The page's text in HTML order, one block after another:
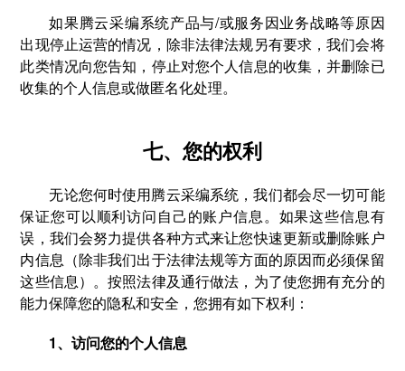
如果腾云采编系统产品与/或服务因业务战略等原因
出现停止运营的情况，除非法律法规另有要求，我们会将
此类情况向您告知，停止对您个人信息的收集，并删除已
收集的个人信息或做匿名化处理。
七、您的权利
无论您何时使用腾云采编系统，我们都会尽一切可能
保证您可以顺利访问自己的账户信息。如果这些信息有
误，我们会努力提供各种方式来让您快速更新或删除账户
内信息（除非我们出于法律法规等方面的原因而必须保留
这些信息）。按照法律及通行做法，为了使您拥有充分的
能力保障您的隐私和安全，您拥有如下权利：
1、访问您的个人信息